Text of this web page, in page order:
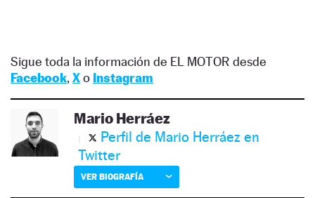
Sigue toda la información de EL MOTOR desde
Facebook, Xo Instagram
Mario Herráez
Perfil de Mario Herráez en
Twitter
VER BIOGRAFÍA